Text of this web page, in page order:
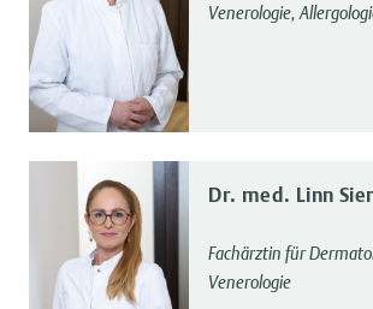
Venerologie,
Dr. med. Linn
Fachärztin für
Venerologie